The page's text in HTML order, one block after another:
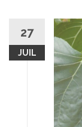
27
JUIL